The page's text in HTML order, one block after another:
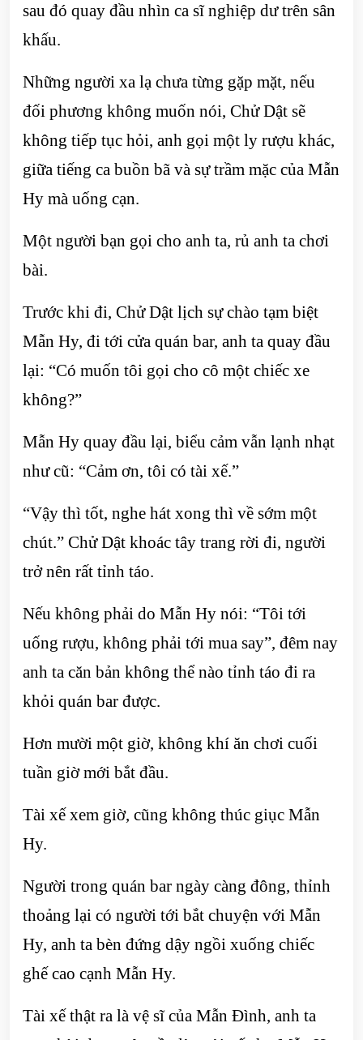
sau đó quay đầu nhìn ca sĩ nghiệp dư trên sân
khấu.
Những người xa lạ chưa từng gặp mặt, nếu
đối phương không muốn nói, Chử Dật sẽ
không tiếp tục hỏi, anh gọi một ly rượu khác,
giữa tiếng ca buồn bã và sự trầm mặc của Mẫn
Hy mà uống cạn.
Một người bạn gọi cho anh ta, rủ anh ta chơi
bài.
Trước khi đi, Chử Dật lịch sự chào tạm biệt
Mẫn Hy, đi tới cửa quán bar, anh ta quay đầu
lại: “Có muốn tôi gọi cho cô một chiếc xe
không?”
Mẫn Hy quay đầu lại, biểu cảm vẫn lạnh nhạt
như cũ: “Cảm ơn, tôi có tài xế.”
“Vậy thì tốt, nghe hát xong thì về sớm một
chút.” Chử Dật khoác tây trang rời đi, người
trở nên rất tỉnh táo.
Nếu không phải do Mẫn Hy nói: “Tôi tới
uống rượu, không phải tới mua say”, đêm nay
anh ta căn bản không thể nào tỉnh táo đi ra
khỏi quán bar được.
Hơn mười một giờ, không khí ăn chơi cuối
tuần giờ mới bắt đầu.
Tài xế xem giờ, cũng không thúc giục Mẫn
Hy.
Người trong quán bar ngày càng đông, thỉnh
thoảng lại có người tới bắt chuyện với Mẫn
Hy, anh ta bèn đứng dậy ngồi xuống chiếc
ghế cao cạnh Mẫn Hy.
Tài xế thật ra là vệ sĩ của Mẫn Đình, anh ta